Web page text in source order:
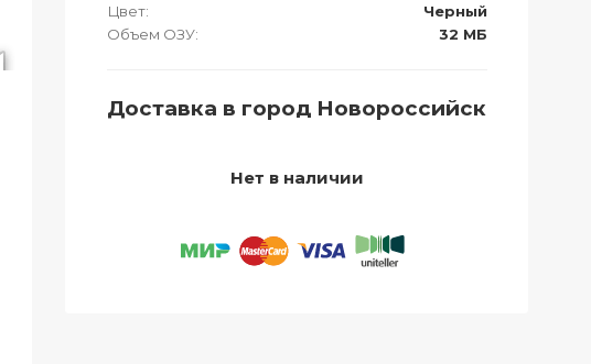
Цвет:
Черный
Объем ОЗУ:
32 МБ
Доставка в город Новороссийск
Нет в наличии